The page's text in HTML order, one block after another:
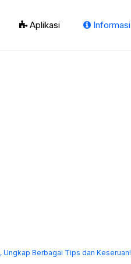
Aplikasi Informasi
Ungkap Berbagai Tips dan Keseruan!